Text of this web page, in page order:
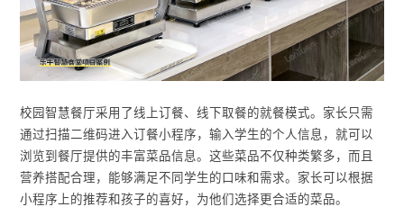
校园智慧餐厅采用了线上订餐、线下取餐的就餐模式。家长只需
通过扫描二维码进入订餐小程序，输入学生的个人信息，就可以
浏览到餐厅提供的丰富菜品信息。这些菜品不仅种类繁多，而且
营养搭配合理，能够满足不同学生的口味和需求。家长可以根据
小程序上的推荐和孩子的喜好，为他们选择更合适的菜品。